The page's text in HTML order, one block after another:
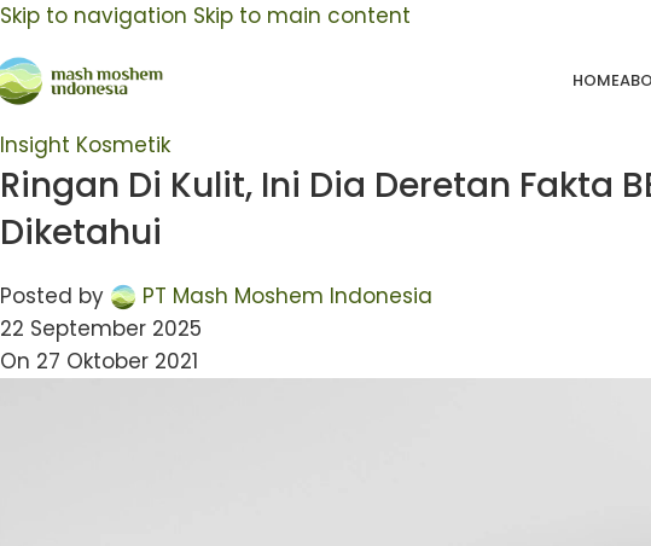
Skip to navigation Skip to main content
HOME
Insight Kosmetik
Ringan Di Kulit, Ini Dia Deretan Fakta
Diketahui
Posted by
PT Mash Moshem Indonesia
22 September 2025
On 27 Oktober 2021